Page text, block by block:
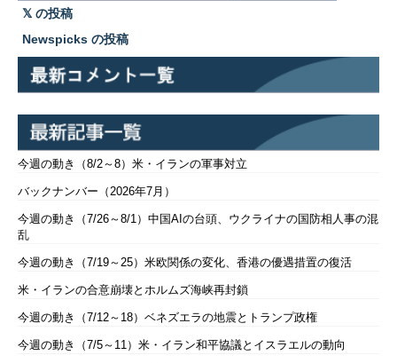
の投稿
Newspicks の投稿
今週の動き（8/2～8）米・イランの軍事対立
バックナンバー（2026年7月）
今週の動き（7/26～8/1）中国AIの台頭、ウクライナの国防相人事の混
乱
今週の動き（7/19～25）米欧関係の変化、香港の優遇措置の復活
米・イランの合意崩壊とホルムズ海峡再封鎖
今週の動き（7/12～18）ベネズエラの地震とトランプ政権
今週の動き（7/5～11）米・イラン和平協議とイスラエルの動向